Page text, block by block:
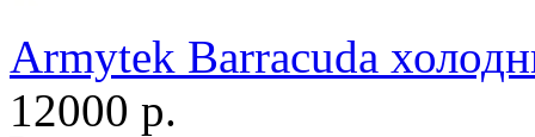
Armytek Barracuda
12000 р.